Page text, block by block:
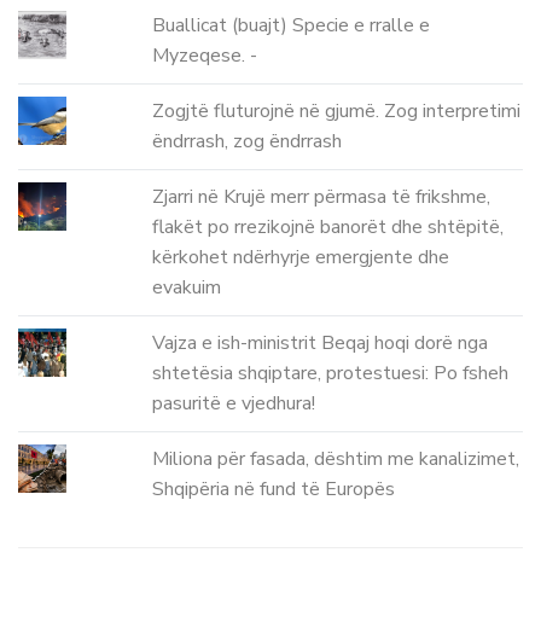
Buallicat (buajt) Specie e rralle e
Myzeqese. -
Zogjtë fluturojnë në gjumë. Zog interpretimi
ëndrrash, zog ëndrrash
Zjarri në Krujë merr përmasa të frikshme,
flakët po rrezikojnë banorët dhe shtëpitë,
kërkohet ndërhyrje emergjente dhe
evakuim
Vajza e ish-ministrit Beqaj hoqi dorë nga
shtetësia shqiptare, protestuesi: Po fsheh
pasuritë e vjedhura!
Miliona për fasada, dështim me kanalizimet,
Shqipëria në fund të Europës